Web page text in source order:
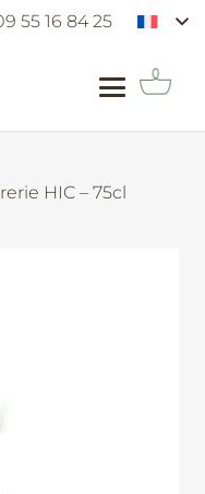
55 16 84 25
HIC – 75cl